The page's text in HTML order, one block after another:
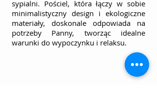
sypialni. Pościel, która łączy w sobie
minimalistyczny design i ekologiczne
materiały, doskonale odpowiada na
potrzeby Panny, tworząc idealne
warunki do wypoczynku i relaksu.